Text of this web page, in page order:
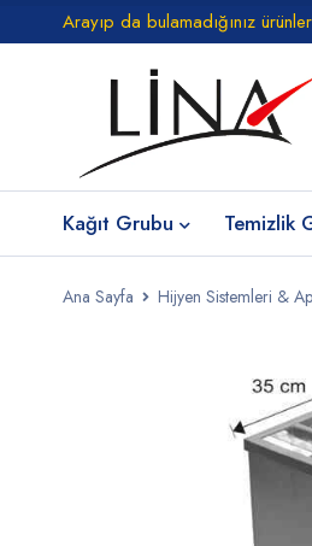
Arayıp da bulamadığınız
Kağıt Grubu Temizlik
Ana Sayfa Hijyen Sistemleri &